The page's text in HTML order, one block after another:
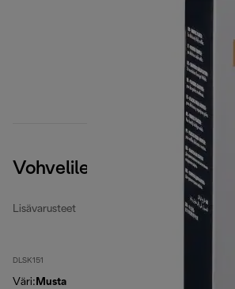
Vohvelilevyt
Lisävarusteet
DLSK151
Väri: Musta